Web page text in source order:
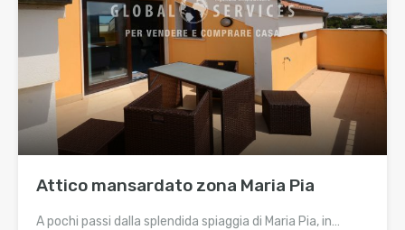
Attico mansardato zona Maria Pia
A pochi passi dalla splendida spiaggia di Maria Pia, in…